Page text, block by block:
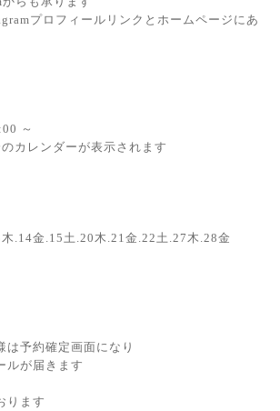
プロフィールリンクとホームページにあ
～
カレンダーが表示されます
.14金.15土.20木.21金.22土.27木.28金
は予約確定画面になり
ルが届きます
ります